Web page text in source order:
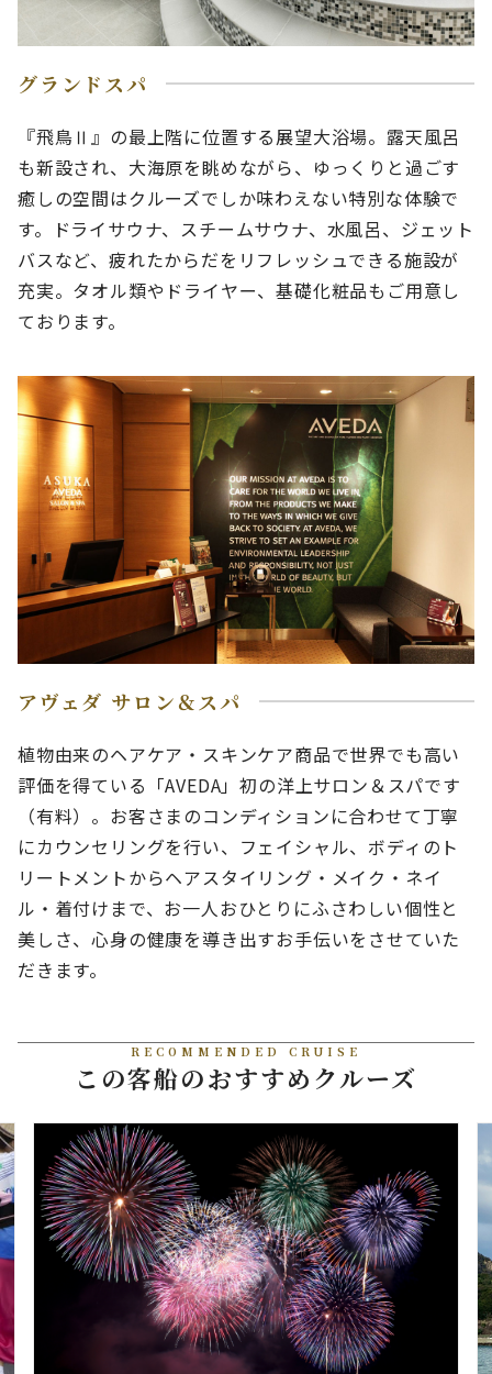
グランドスパ
『飛鳥Ⅱ』の最上階に位置する展望大浴場。露天風呂
も新設され、大海原を眺めながら、ゆっくりと過ごす
癒しの空間はクルーズでしか味わえない特別な体験で
す。ドライサウナ、スチームサウナ、水風呂、ジェット
バスなど、疲れたからだをリフレッシュできる施設が
充実。タオル類やドライヤー、基礎化粧品もご用意し
ております。
アヴェダ サロン＆スパ
植物由来のヘアケア・スキンケア商品で世界でも高い
評価を得ている「AVEDA」初の洋上サロン＆スパです
（有料）。お客さまのコンディションに合わせて丁寧
にカウンセリングを行い、フェイシャル、ボディのト
リートメントからヘアスタイリング・メイク・ネイ
ル・着付けまで、お一人おひとりにふさわしい個性と
美しさ、心身の健康を導き出すお手伝いをさせていた
だきます。
RECOMMENDED CRUISE
この客船のおすすめクルーズ